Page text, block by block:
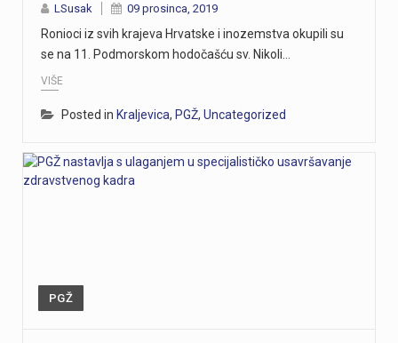
LSusak 09 prosinca, 2019
Ronioci iz svih krajeva Hrvatske i inozemstva okupili su
se na 11. Podmorskom hodočašću sv. Nikoli…
VIŠE
Posted in Kraljevica, PGŽ, Uncategorized
PGŽ